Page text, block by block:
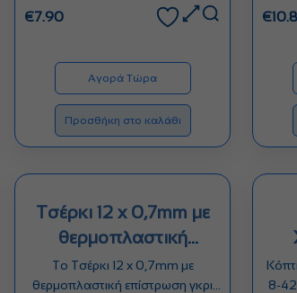
€7.90
Αγορά Τώρα
Προσθήκη στο καλάθι
€
Τσέρκι 12 x 0,7mm με
θερμοπλαστική
επίστρωση
Τo Τσέρκι 12 x 0,7mm με
θερμοπλαστική επίστρωση γκρι
8-